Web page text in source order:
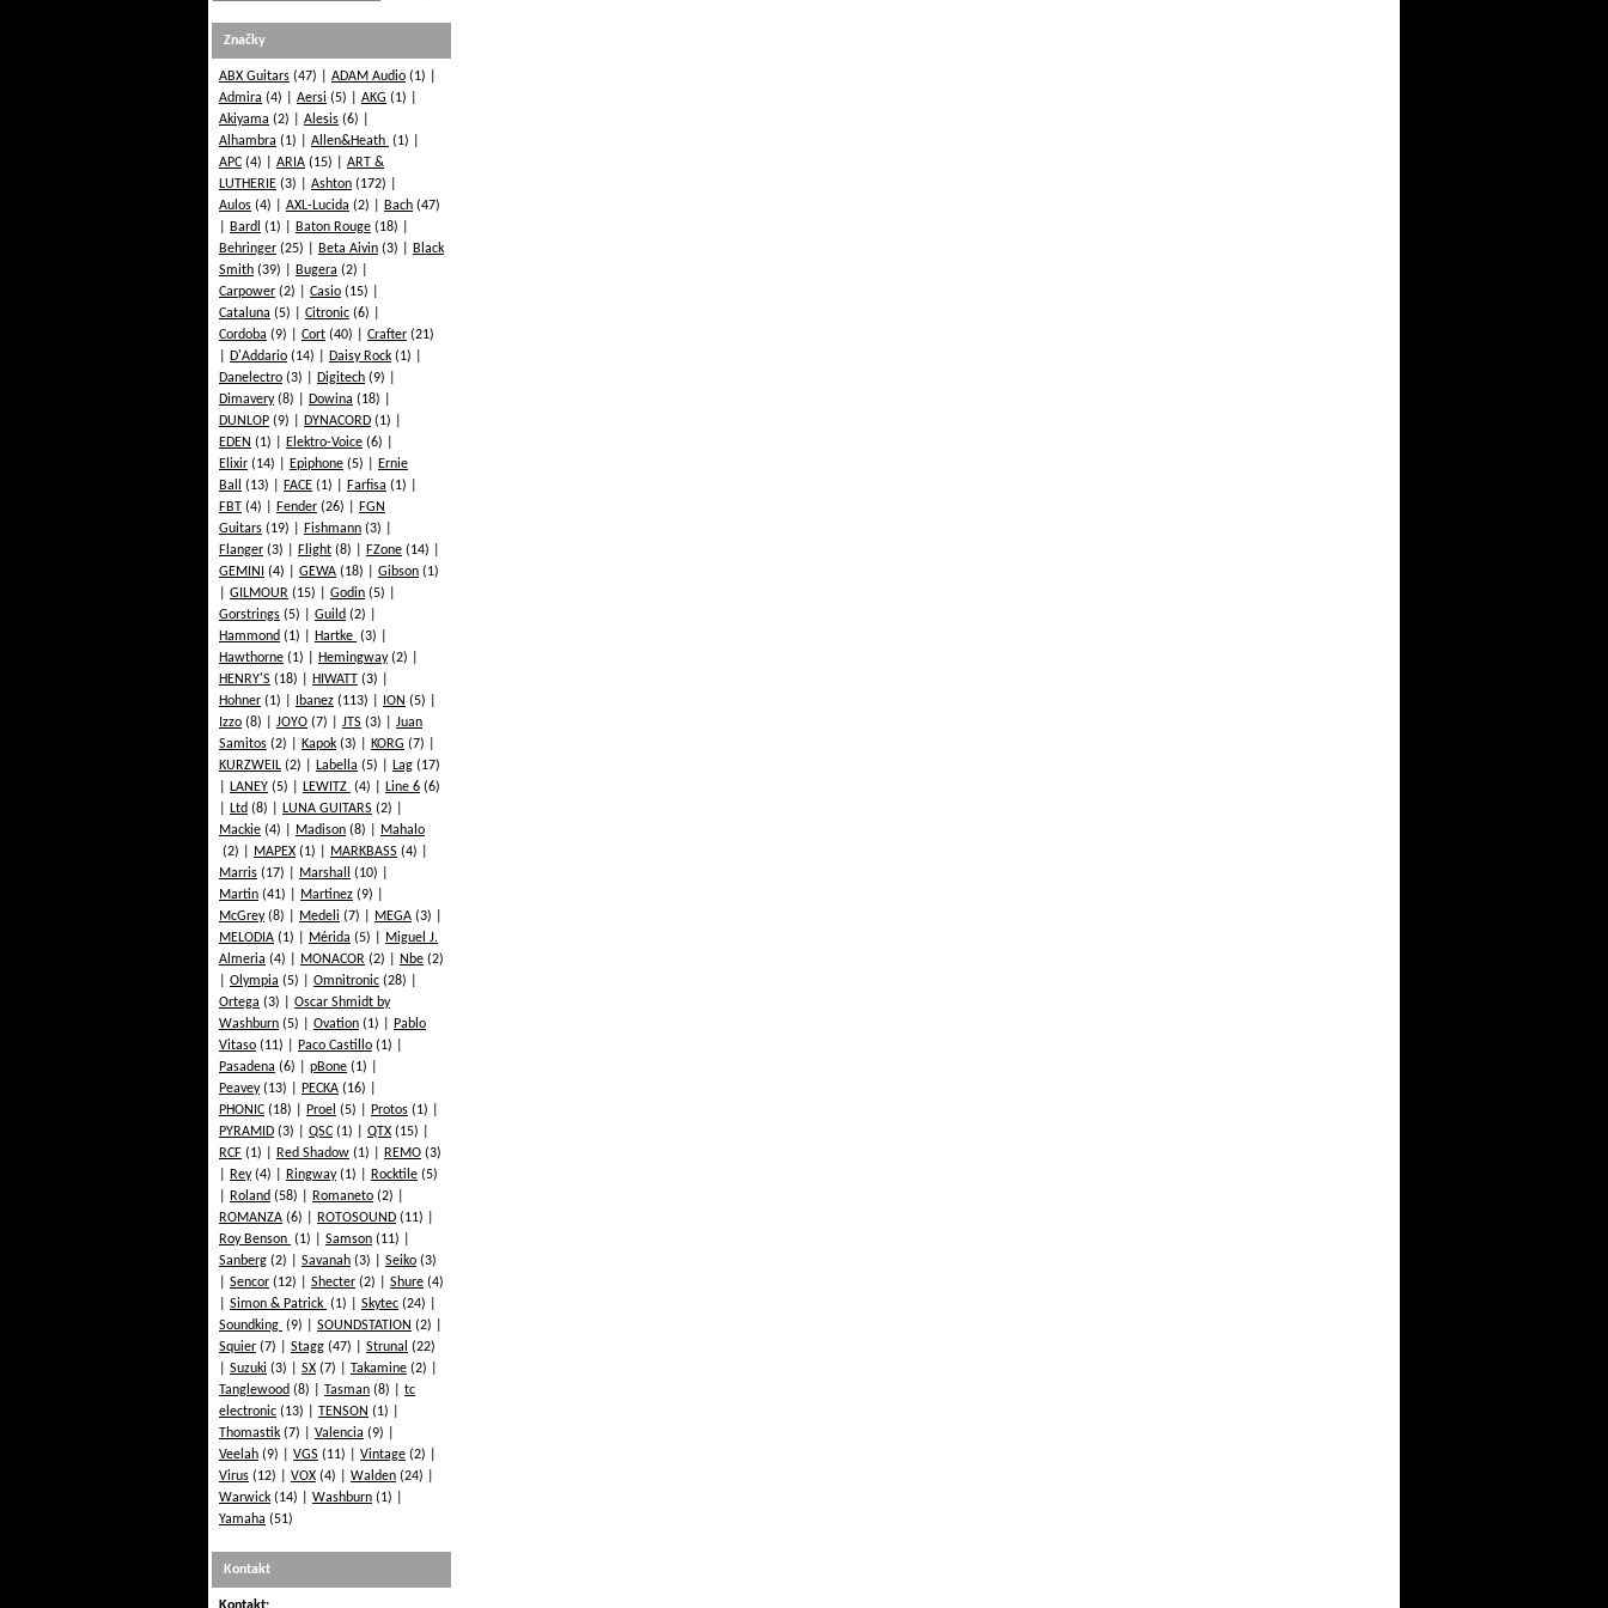
Značky
ABX Guitars (47) ADAM Audio (1)
Admira (4) Aersi (5) AKG (1)
Akiyama (2) Alesis (6)
Alhambra (1) Allen&Heath (1)
APC (4) ARIA (15)
ART &
LUTHERIE (3) Ashton (172)
Aulos (4) AXL-Lucida (2) Bach (47)
Bardl (1) Baton Rouge (18)
Behringer (25) Beta Aivin (3)
Black
Smith (39) Bugera (2)
Carpower (2) Casio (15)
Cataluna (5) Citronic (6)
Cordoba (9) Cort (40) Crafter (21)
D'Addario (14) Daisy Rock (1)
Danelectro (3) Digitech (9)
Dimavery(8) Dowina (18)
DUNLOP (9) DYNACORD (1)
EDEN (1) Elektro-Voice (6)
Elixir (14) Epiphone (5)
Ernie
Ball
(13) FACE (1) Farfisa (1)
FBT (4) Fender (26)
FGN
Guitars (19) Fishmann (3)
Flanger (3) Flight (8) FZone (14)
GEMINI
(4) GEWA (18) Gibson (1)
GILMOUR (15) Godin (5)
Gorstrings (5) Guild (2)
Hammond (1) Hartke (3)
Hawthorne (1) Hemingway(2)
HENRY'S (18) HIWATT (3)
Hohner (1) Ibanez (113) ION (5)
Izzo (8) JOYO (7) JTS (3)
Juan
Samitos (2) Kapok (3) KORG (7)
KURZWEIL (2) Labella (5) Lag (17)
LANEY (5) LEWITZ (4) Line 6 (6)
Ltd (8) LUNA GUITARS (2)
Mackie (4) Madison (8)
Mahalo
(2)
MAPEX (1) MARKBASS (4)
Marris (17) Marshall
(10)
Martin (41) Martinez (9)
McGrey(8) Medeli (7) MEGA (3)
MELODIA (1) Mérida (5)
Miguel J.
Almeria (4) MONACOR (2) Nbe (2)
Olympia (5) Omnitronic (28)
Ortega (3)
Oscar Shmidt by
Washburn (5) Ovation (1)
Pablo
Vitaso (11) Paco Castillo (1)
Pasadena (6) pBone (1)
Peavey(13) PECKA (16)
PHONIC (18) Proel (5) Protos (1)
PYRAMID (3) QSC (1) QTX (15)
RCF (1) Red Shadow (1) REMO (3)
Rey(4) Ringway(1) Rocktile (5)
Roland (58) Romaneto (2)
ROMANZA (6) ROTOSOUND (11)
Roy Benson (1) Samson (11)
Sanberg (2) Savanah (3) Seiko (3)
Sencor (12) Shecter (2) Shure (4)
Simon & Patrick (1) Skytec (24)
Soundking (9) SOUNDSTATION (2)
Squier (7) Stagg (47) Strunal (22)
Suzuki (3) SX (7) Takamine (2)
Tanglewood (8) Tasman (8)
tc
electronic (13) TENSON (1)
Thomastik (7) Valencia (9)
Veelah (9) VGS (11) Vintage (2)
Virus (12) VOX (4) Walden (24)
Warwick (14) Washburn (1)
Yamaha (51)
Kontakt